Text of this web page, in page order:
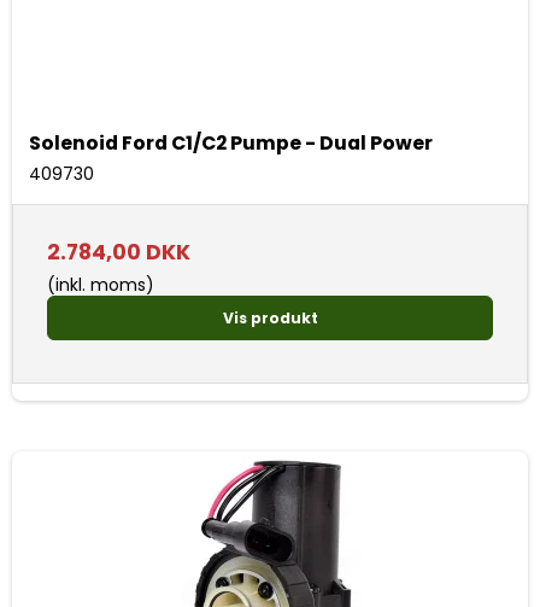
Solenoid Ford C1/C2 Pumpe - Dual Power
409730
2.784,00 DKK
(inkl. moms)
Vis produkt